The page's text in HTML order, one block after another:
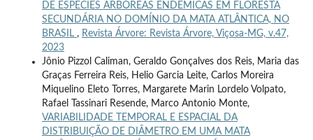
DE ESPÉCIES ARBÓREAS ENDÊMICAS EM FLORESTA
SECUNDÁRIA NO DOMÍNIO DA MATA ATLÂNTICA, NO
BRASIL , Revista Árvore: Revista Árvore, Viçosa-MG, v.47,
2023
Jônio Pizzol Caliman, Geraldo Gonçalves dos Reis, Maria das
Graças Ferreira Reis, Helio Garcia Leite, Carlos Moreira
Miquelino Eleto Torres, Margarete Marin Lordelo Volpato,
Rafael Tassinari Resende, Marco Antonio Monte,
VARIABILIDADE TEMPORAL E ESPACIAL DA
DISTRIBUIÇÃO DE DIÂMETRO EM UMA MATA